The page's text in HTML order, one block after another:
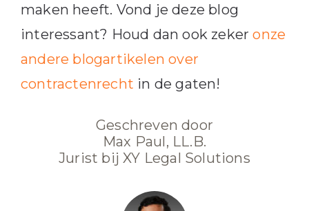
maken heeft. Vond je deze blog
interessant? Houd dan ook zekeronze
andere blogartikelen over
contractenrecht in de gaten!
Geschreven door
Max Paul, LL.B.
Jurist bij XY Legal Solutions